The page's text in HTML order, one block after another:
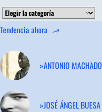
Categorías
Tendencia ahora
»ANTONIO MACHADO
»JOSÉ ÁNGEL BUESA